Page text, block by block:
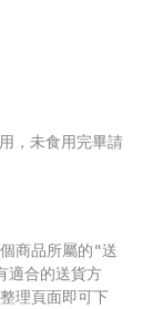
，未食用完畢請
商品所屬的"送
適合的送貨方
理頁面即可下